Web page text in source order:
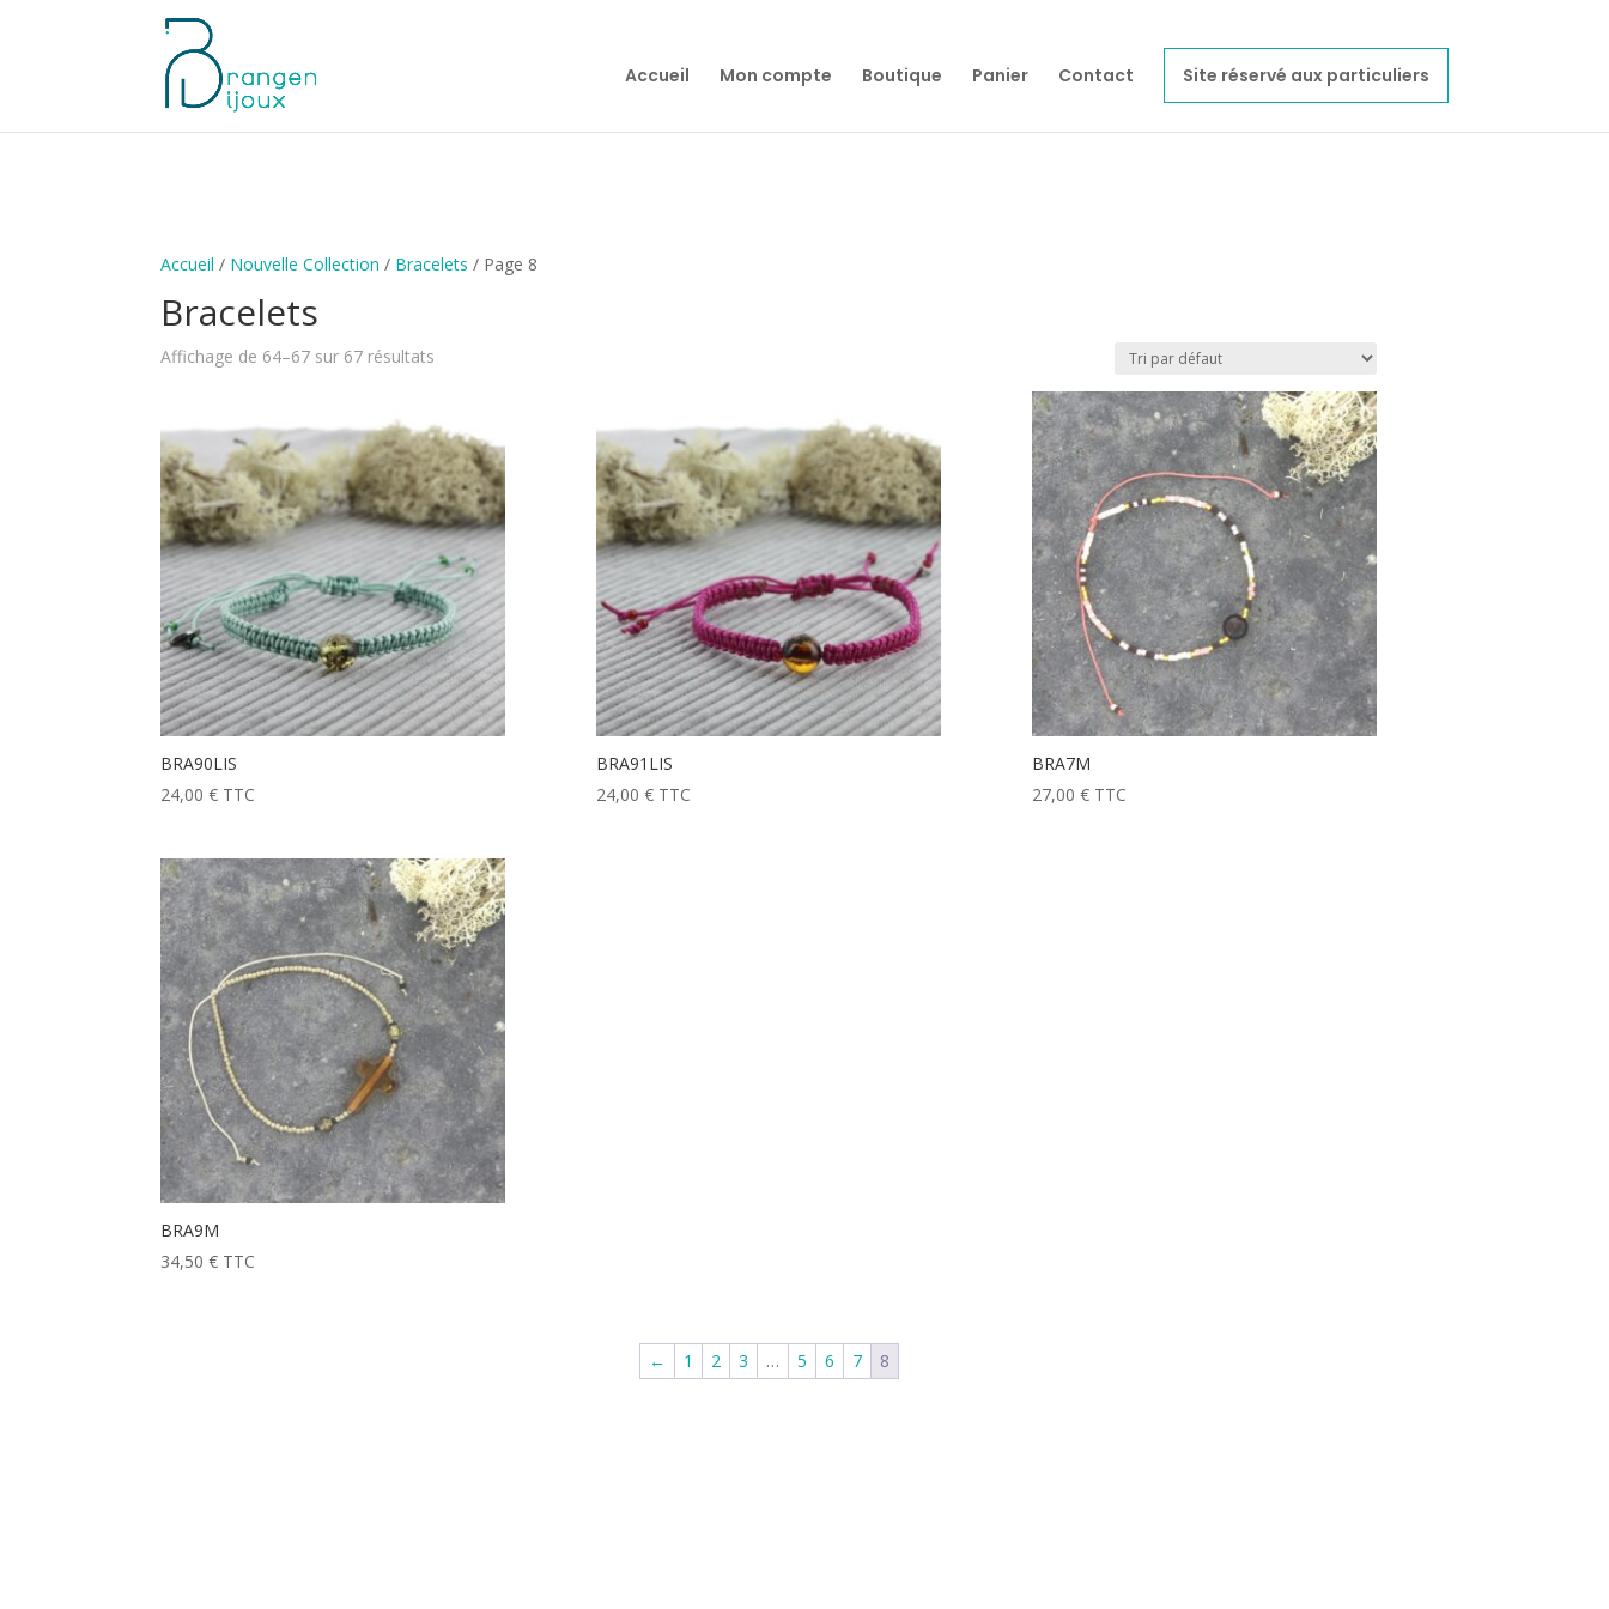
Accueil Mon compte Boutique Panier Contact Site réservé aux particuliers
Accueil / Nouvelle Collection / Bracelets / Page 8
Bracelets
Affichage de 64–67 sur 67 résultats
BRA90LIS
24,00€ TTC
BRA91LIS
24,00€ TTC
BRA7M
27,00€ TTC
BRA9M
34,50€ TTC
← 1 2 3 … 5 6 7 8